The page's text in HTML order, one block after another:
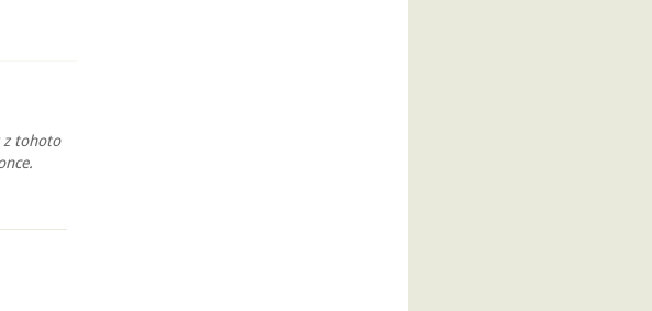
z tohoto